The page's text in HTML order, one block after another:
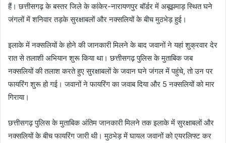
हैं। छत्तीसगढ़ के बस्तर जिले के कांकेर-नारायणपुर बॉर्डर में अबूझमाड़ स्थित घने
जंगलों में शनिवार तड़के सुरक्षाबलों और नक्सलियों के बीच मुठभेड़ हुई।
इलाके में नक्सलियों के होने की जानकारी मिलने के बाद जवानों ने यहां शुक्रवार देर
रात से तलाशी अभियान शुरू किया था। छत्तीसगढ़ पुलिस के मुताबिक जब
नक्सलियों की तलाश करते हुए सुरक्षाबलों के जवान घने जंगल में पहुंचे, तो उन पर
फायरिंग शुरू हो गई। जवानों ने फायरिंग का जवाब दिया और 5 नक्सलियों को मार
गिराया।
छत्तीसगढ़ पुलिस के मुताबिक अंतिम जानकारी मिलने तक इलाके में सुरक्षाबलों और
नक्सलियों के बीच फायरिंग जारी थी। मुठभेड़ में घायल जवानों को एयरलिफ्ट कर